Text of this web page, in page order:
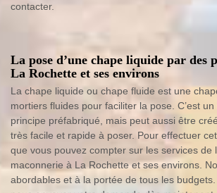
contacter.
La pose d’une chape liquide par des
La Rochette et ses environs
La chape liquide ou chape fluide est une
mortiers fluides pour faciliter la pose. C’est
principe préfabriqué, mais peut aussi être
très facile et rapide à poser. Pour effectuer
que vous pouvez compter sur les services de
maconnerie à La Rochette et ses environs.
abordables et à la portée de tous les budgets.